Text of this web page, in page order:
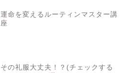
運命を変えるルーティンマスター講
座
その礼服大丈夫！？(チェックする